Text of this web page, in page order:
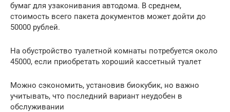
бумаг для узаконивания автодома. В среднем,
стоимость всего пакета документов может дойти до
50000 рублей.
На обустройство туалетной комнаты потребуется около
45000, если приобретать хороший кассетный туалет
Можно сэкономить, установив биокубик, но важно
учитывать, что последний вариант неудобен в
обслуживании